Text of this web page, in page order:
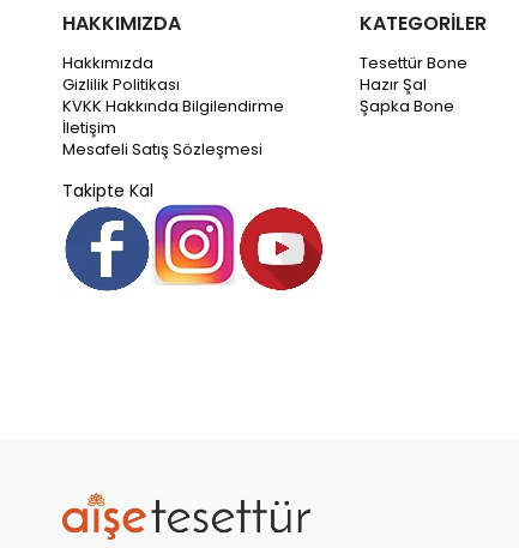
HAKKIMIZDA
Hakkımızda
Gizlilik Politikası
KVKK Hakkında Bilgilendirme
İletişim
Mesafeli Satış Sözleşmesi
Takipte Kal
KATEGORİLER
Tesettür Bone
Hazır Şal
Şapka Bone